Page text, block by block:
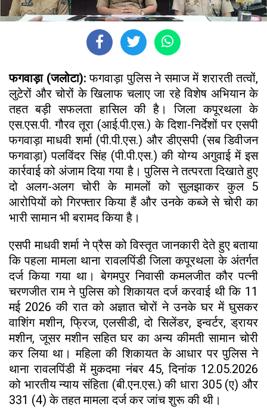
फगवाड़ा (जलोटा): फगवाड़ा पुलिस ने समाज में शरारती तत्वों,
लुटेरों और चोरों के खिलाफ चलाए जा रहे विशेष अभियान के
तहत बड़ी सफलता हासिल की है। जिला कपूरथला के
एस.एस.पी. गौरव तूरा (आई.पी.एस.) के दिशा-निर्देशों पर एसपी
फगवाड़ा माधवी शर्मा (पी.पी.एस.) और डीएसपी (सब डिवीजन
फगवाड़ा) पलविंदर सिंह (पी.पी.एस.) की योग्य अगुवाई में इस
कार्रवाई को अंजाम दिया गया है। पुलिस ने तत्परता दिखाते हुए
दो अलग-अलग चोरी के मामलों को सुलझाकर कुल 5
आरोपियों को गिरफ्तार किया हैं और उनके कब्जे से चोरी का
भारी सामान भी बरामद किया है।
एसपी माधवी शर्मा ने प्रैस को विस्तृत जानकारी देते हुए बताया
कि पहला मामला थाना रावलपिंडी जिला कपूरथला के अंतर्गत
दर्ज किया गया था। बेगमपुर निवासी कमलजीत कौर पत्नी
चरणजीत राम ने पुलिस को शिकायत दर्ज करवाई थी कि 11
मई 2026 की रात को अज्ञात चोरों ने उनके घर में घुसकर
वाशिंग मशीन, फ्रिज, एलसीडी, दो सिलेंडर, इन्वर्टर, ड्रायर
मशीन, जूसर मशीन सहित घर का अन्य कीमती सामान चोरी
कर लिया था। महिला की शिकायत के आधार पर पुलिस ने
थाना रावलपिंडी में मुकदमा नंबर 45, दिनांक 12.05.2026
को भारतीय न्याय संहिता (बी.एन.एस.) की धारा 305 (ए) और
331 (4) के तहत मामला दर्ज कर जांच शुरू की थी।